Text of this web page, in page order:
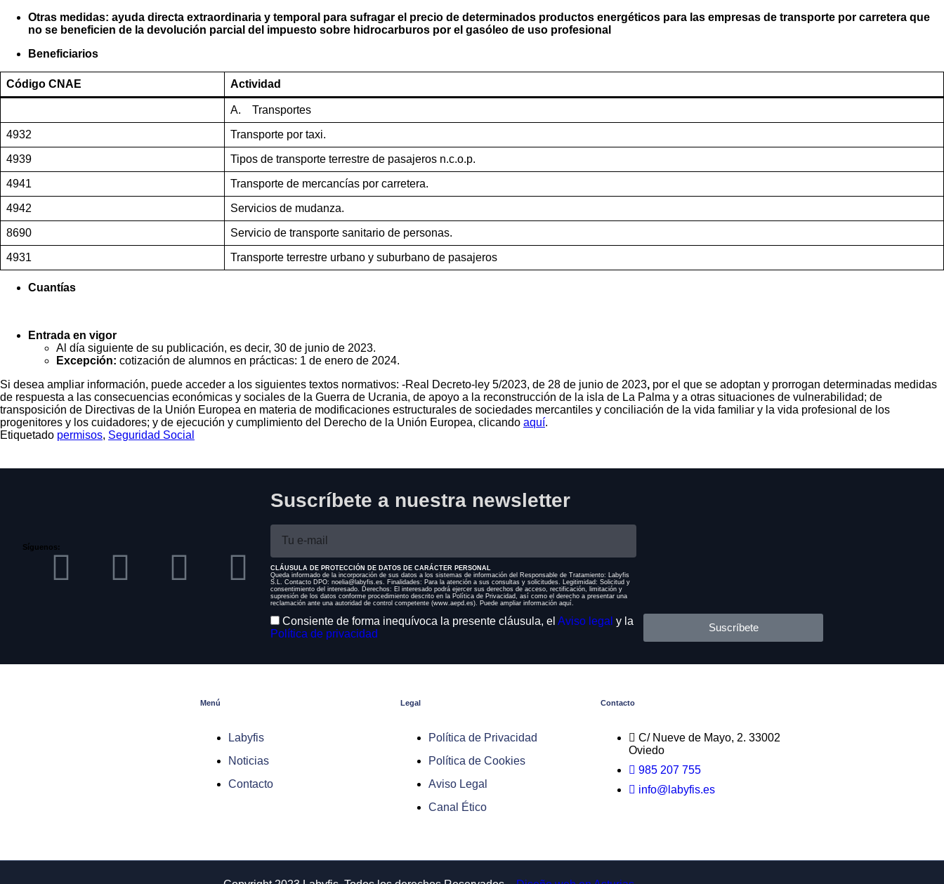
Otras medidas: ayuda directa extraordinaria y temporal para sufragar el precio de determinados productos energéticos para las empresas de transporte por carretera que
no se beneficien de la devolución parcial del impuesto sobre hidrocarburos por el gasóleo de uso profesional
Beneficiarios
Código CNAE Actividad
A. Transportes
4932 Transporte por taxi.
4939 Tipos de transporte terrestre de pasajeros n.c.o.p.
4941 Transporte de mercancías por carretera.
4942 Servicios de mudanza.
8690 Servicio de transporte sanitario de personas.
4931 Transporte terrestre urbano y suburbano de pasajeros
Cuantías
Entrada en vigor
Al día siguiente de su publicación, es decir, 30 de junio de 2023.
Excepción: cotización de alumnos en prácticas: 1 de enero de 2024.
Si desea ampliar información, puede acceder a los siguientes textos normativos: -Real Decreto-ley 5/2023, de 28 de junio de 2023, por el que se adoptan y prorrogan determinadas medidas
de respuesta a las consecuencias económicas y sociales de la Guerra de Ucrania, de apoyo a la reconstrucción de la isla de La Palma y a otras situaciones de vulnerabilidad; de
transposición de Directivas de la Unión Europea en materia de modificaciones estructurales de sociedades mercantiles y conciliación de la vida familiar y la vida profesional de los
progenitores y los cuidadores; y de ejecución y cumplimiento del Derecho de la Unión Europea, clicando aquí.
Etiquetado permisos, Seguridad Social
Síguenos:
Suscríbete a nuestra newsletter
CLÁUSULA DE PROTECCIÓN DE DATOS DE CARÁCTER PERSONAL
Queda informado de la incorporación de sus datos a los sistemas de información del Responsable de Tratamiento: Labyfis
S.L. Contacto DPO: noelia@labyfis.es. Finalidades: Para la atención a sus consultas y solicitudes. Legitimidad: Solicitud y
consentimiento del interesado. Derechos: El interesado podrá ejercer sus derechos de acceso, rectificación, limitación y
supresión de los datos conforme procedimiento descrito en la Política de Privacidad, así como el derecho a presentar una
reclamación ante una autoridad de control competente (www.aepd.es). Puede ampliar información aquí.
Consiente de forma inequívoca la presente cláusula, elAviso legal y la
Política de privacidad
Suscríbete
Menú
Labyfis
Noticias
Contacto
Legal
Política de Privacidad
Política de Cookies
Aviso Legal
Canal Ético
Contacto
C/ Nueve de Mayo, 2. 33002
Oviedo
985 207 755
info@labyfis.es